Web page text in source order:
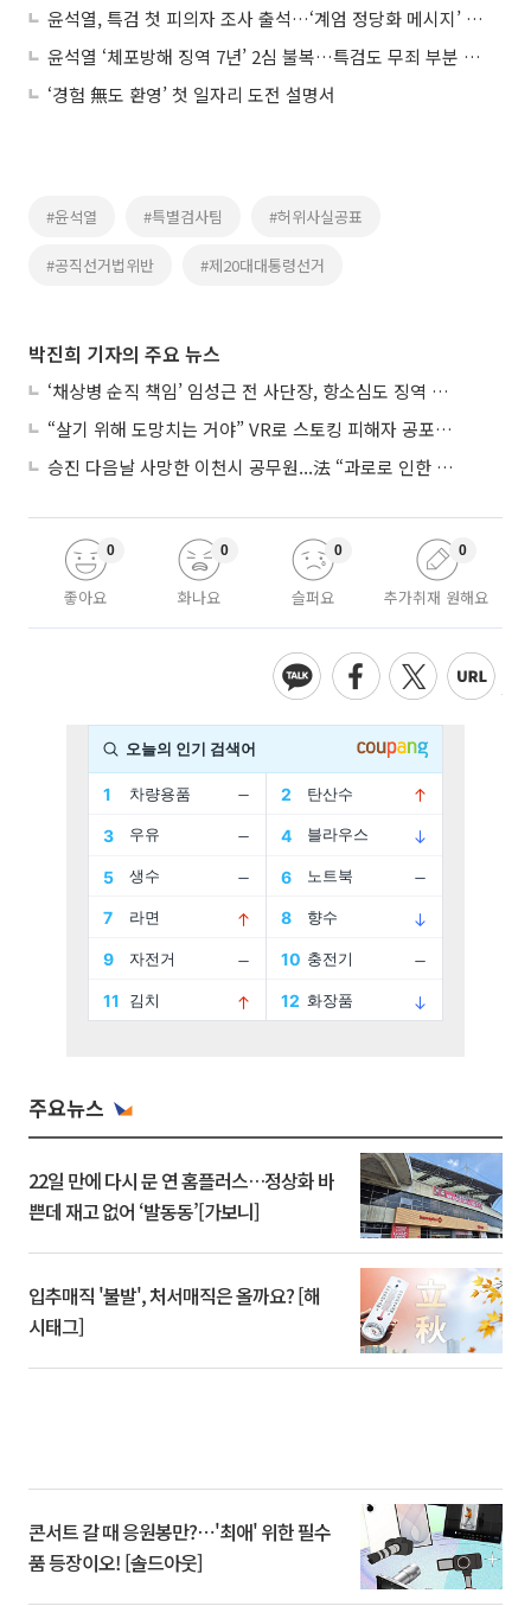
윤석열, 특검 첫 피의자 조사 출석…‘계엄 정당화 메시지’ 의혹 추궁
윤석열 ‘체포방해 징역 7년’ 2심 불복…특검도 무죄 부분 상고
‘경험 無도 환영’ 첫 일자리 도전 설명서
#윤석열 #특별검사팀 #허위사실공표
#공직선거법위반 #제20대대통령선거
박진희 기자의 주요 뉴스
‘채상병 순직 책임’ 임성근 전 사단장, 항소심도 징역 3년
“살기 위해 도망치는 거야” VR로 스토킹 피해자 공포 마주한 수형자들
승진 다음날 사망한 이천시 공무원...法 “과로로 인한 순직”
좋아요
0
화나요
0
슬퍼요
0
추가취재 원해요
0
주요뉴스
22일 만에 다시 문 연 홈플러스…정상화 바
쁜데 재고 없어 ‘발동동’[가보니]
입추매직 '불발', 처서매직은 올까요? [해
시태그]
콘서트 갈 때 응원봉만?⋯'최애' 위한 필수
품 등장이오! [솔드아웃]